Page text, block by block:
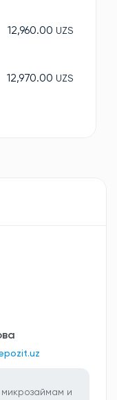
12,960.00 UZS
12,970.00 UZS
и